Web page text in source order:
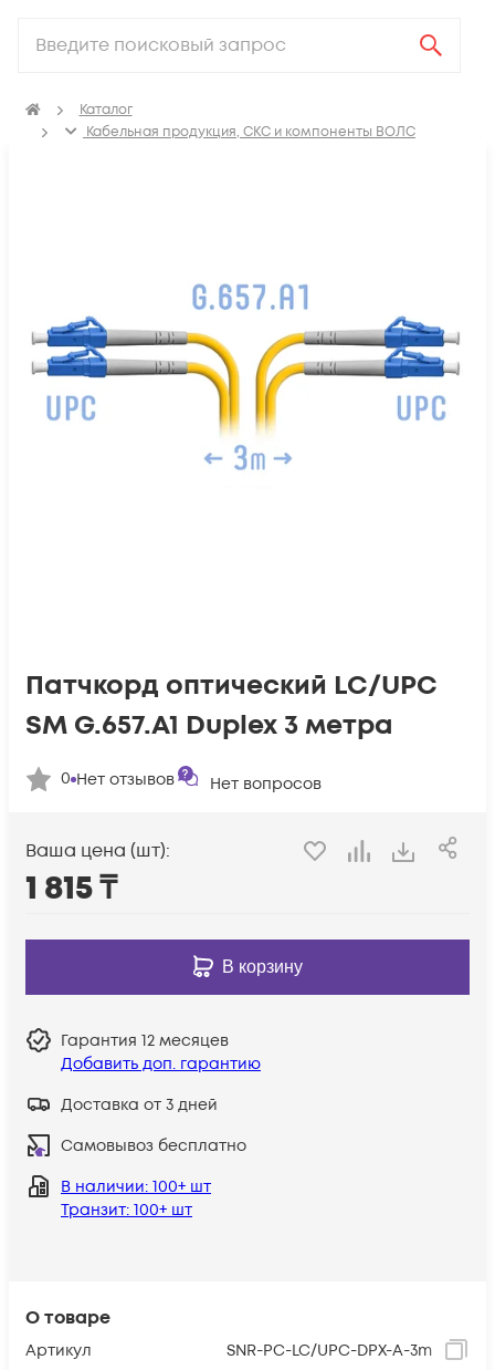
Каталог
Кабельная продукция, СКС и компоненты ВОЛС
О товаре
Артикул
SNR-PC-LC/UPC-DPX-A-3m
Патчкорд оптический LC/UPC
SM G.657.A1 Duplex 3 метра
0 Нет отзывов Нет вопросов
Ваша цена (шт):
1 815₸
В корзину
Гарантия 12 месяцев
Добавить доп. гарантию
Доставка от 3 дней
Самовывоз бесплатно
В наличии: 100+ шт
Транзит: 100+ шт